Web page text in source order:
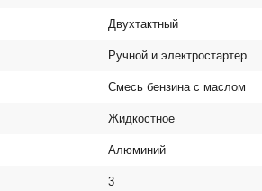
Двухтактный
Ручной и электростартер
Смесь бензина с маслом
Жидкостное
Алюминий
3